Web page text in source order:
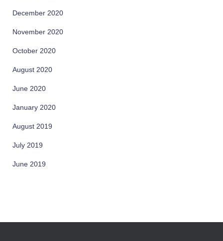
December 2020
November 2020
October 2020
August 2020
June 2020
January 2020
August 2019
July 2019
June 2019